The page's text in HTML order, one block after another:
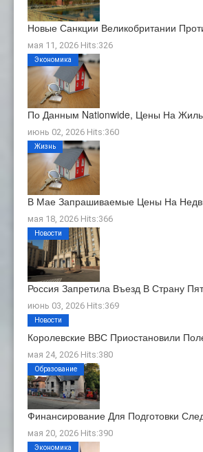
Новые Санкции Великобритании
мая 11, 2026 Hits:326
По Данным Nationwide, Цены На
июнь 02, 2026 Hits:360
Экономика
В Мае Запрашиваемые Цены На
мая 18, 2026 Hits:366
Жизнь
Россия Запретила Въезд В Страну
июнь 03, 2026 Hits:369
Новости
Королевские ВВС Приостановили
мая 24, 2026 Hits:380
Новости
Финансирование Для Подготовки
мая 20, 2026 Hits:390
Образование
Экономика